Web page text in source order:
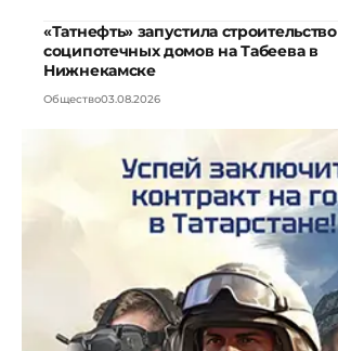
«Татнефть» запустила строительство
соципотечных домов на Табеева в
Нижнекамске
Общество03.08.2026